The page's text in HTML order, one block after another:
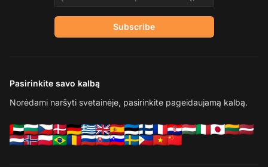
Subscribe
Pasirinkite savo kalbą
Norėdami naršyti svetainėje, pasirinkite pageidaujamą kalbą.